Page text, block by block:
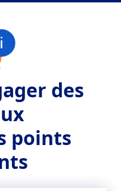
des
points